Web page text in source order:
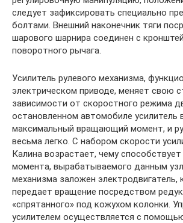
следует зафиксировать специально
болтами. Внешний наконечник тяги
шарового шарнира соединен с
поворотного рычага.
Усилитель рулевого механизма,
электрическом приводе, меняет свою
зависимости от скоростного режима
остановленном автомобиле усилитель
максимальный вращающий момент, и
весьма легко. С набором скорости
Калина возрастает, чему
момента, вырабатываемого данным
механизма заложен электродвигатель,
передает вращение посредством
«спрятанного» под кожухом колонки.
усилителем осуществляется с